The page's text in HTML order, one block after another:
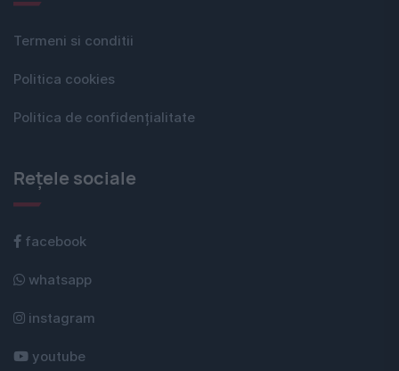
Termeni si conditii
Politica cookies
Politica de confidențialitate
Rețele sociale
facebook
whatsapp
instagram
youtube